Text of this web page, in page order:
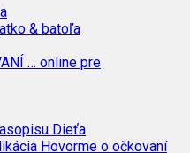
& batoľa
… online pre
Dieťa
Hovorme o očkovaní